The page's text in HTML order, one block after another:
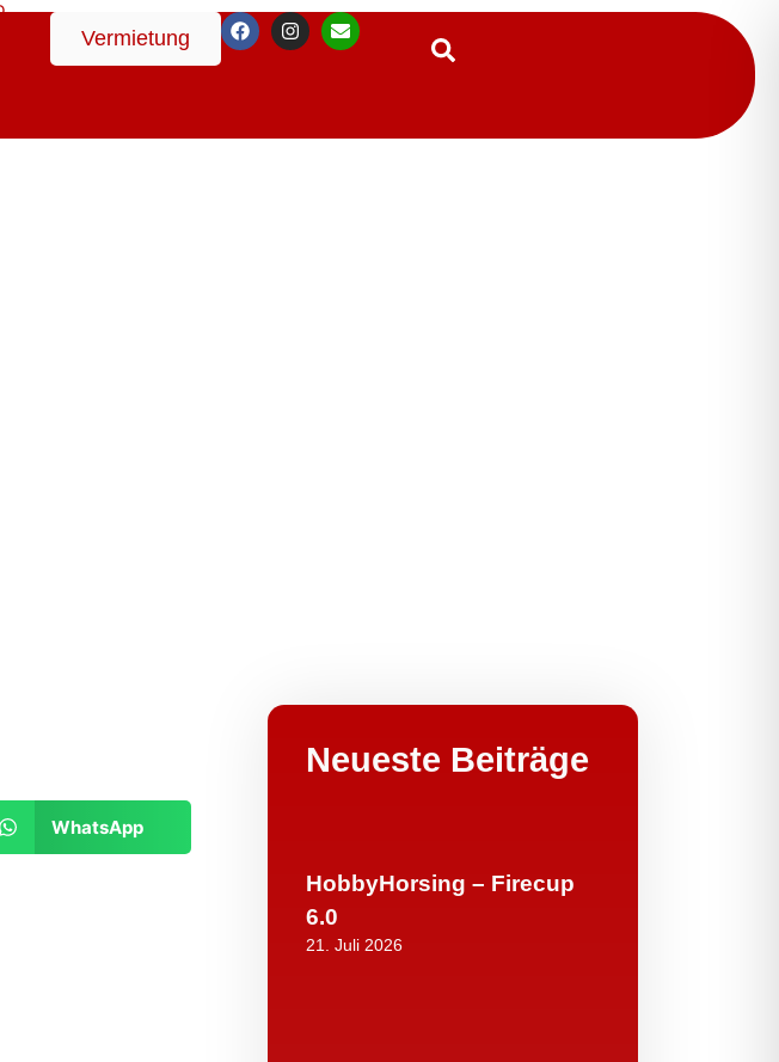
Suchen
Vermietung
WhatsApp
Neueste Beiträge
HobbyHorsing – Firecup
6.0
21. Juli 2026